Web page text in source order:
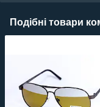
Подібні товари